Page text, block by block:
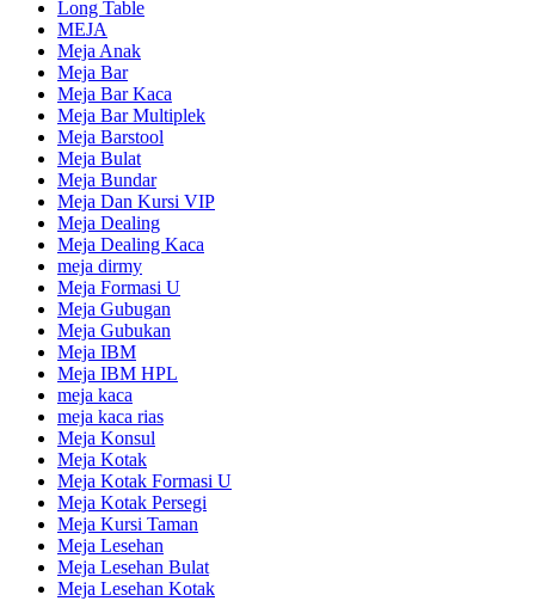
Long Table
MEJA
Meja Anak
Meja Bar
Meja Bar Kaca
Meja Bar Multiplek
Meja Barstool
Meja Bulat
Meja Bundar
Meja Dan Kursi VIP
Meja Dealing
Meja Dealing Kaca
meja dirmy
Meja Formasi U
Meja Gubugan
Meja Gubukan
Meja IBM
Meja IBM HPL
meja kaca
meja kaca rias
Meja Konsul
Meja Kotak
Meja Kotak Formasi U
Meja Kotak Persegi
Meja Kursi Taman
Meja Lesehan
Meja Lesehan Bulat
Meja Lesehan Kotak